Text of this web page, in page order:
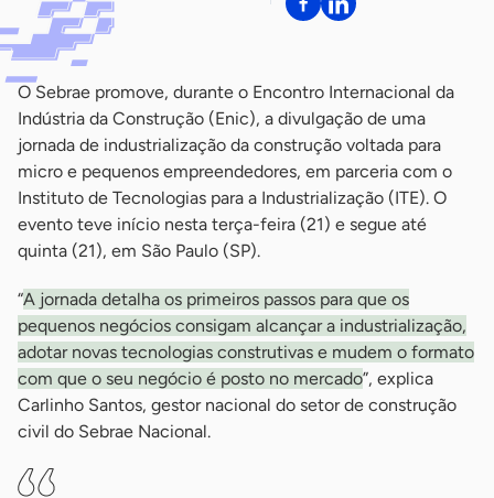
O Sebrae promove, durante o Encontro Internacional da
Indústria da Construção (Enic), a divulgação de uma
jornada de industrialização da construção voltada para
micro e pequenos empreendedores, em parceria com o
Instituto de Tecnologias para a Industrialização (ITE). O
evento teve início nesta terça-feira (21) e segue até
quinta (21), em São Paulo (SP).
“A jornada detalha os primeiros passos para que os
pequenos negócios consigam alcançar a industrialização,
adotar novas tecnologias construtivas e mudem o formato
com que o seu negócio é posto no mercado”, explica
Carlinho Santos, gestor nacional do setor de construção
civil do Sebrae Nacional.